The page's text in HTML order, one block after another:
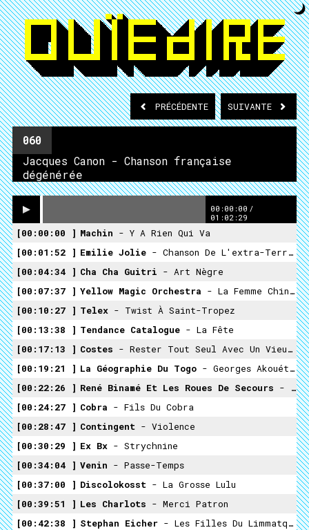
PRÉCÉDENTE SUIVANTE
060
Jacques Canon - Chanson française
dégénérée
00:00:00 /
01:02:29
00:00:00 Machin - Y A Rien Qui Va
00:01:52
Emilie Jolie - Chanson De L'extra-Terrestre
00:04:34
Cha Cha Guitri - Art Nègre
00:07:37
Yellow Magic Orchestra - La Femme Chinoise
00:10:27
Telex - Twist À Saint-Tropez
00:13:38
Tendance Catalogue - La Fête
00:17:13
Costes - Rester Tout Seul Avec Un Vieux Piano
00:19:21
La Géographie Du Togo - Georges Akouété Et Germain Jondoh
00:22:26
René Binamé Et Les Roues De Secours - La Famille
00:24:27
Cobra - Fils Du Cobra
00:28:47
Contingent - Violence
00:30:29
Ex Bx - Strychnine
00:34:04
Venin - Passe-Temps
00:37:00
Discolokosst - La Grosse Lulu
00:39:51
Les Charlots - Merci Patron
00:42:38
Stephan Eicher - Les Filles Du Limmatquai